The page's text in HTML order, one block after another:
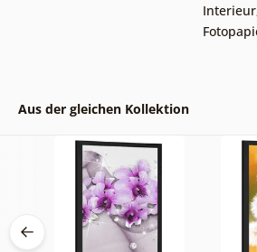
Interieur
Aus der gleichen Kollektion